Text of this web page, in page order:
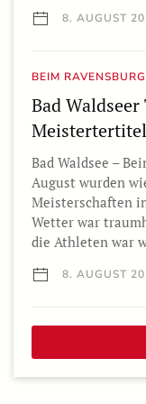
8. AUGUST
BEIM
Bad
Meistertertitel
Bad Waldsee –
August wurden
Meisterschaften
Wetter war
die Athleten war
8. AUGUST